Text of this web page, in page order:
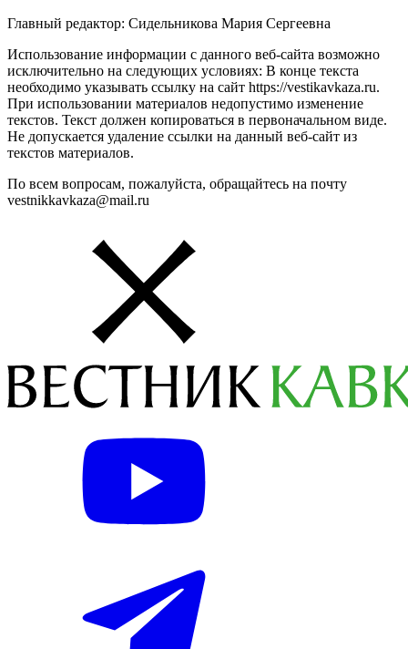
Главный редактор: Сидельникова Мария Сергеевна
Использование информации с данного веб-сайта возможно
исключительно на следующих условиях: В конце текста
необходимо указывать ссылку на сайт https://vestikavkaza.ru.
При использовании материалов недопустимо изменение
текстов. Текст должен копироваться в первоначальном виде.
Не допускается удаление ссылки на данный веб-сайт из
текстов материалов.
По всем вопросам, пожалуйста, обращайтесь на почту
vestnikkavkaza@mail.ru